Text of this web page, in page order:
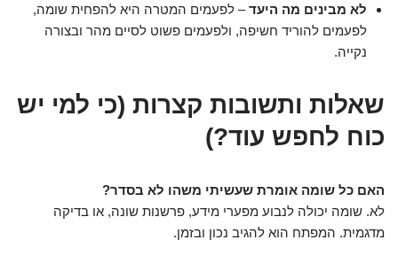
לא מבינים מה היעד– לפעמים המטרה היא להפחית שומה,
לפעמים להוריד חשיפה, ולפעמים פשוט לסיים מהר ובצורה
נקייה.
שאלות ותשובות קצרות (כי למי יש
כוח לחפש עוד?)
האם כל שומה אומרת שעשיתי משהו לא בסדר?
לא. שומה יכולה לנבוע מפערי מידע, פרשנות שונה, או בדיקה
מדגמית. המפתח הוא להגיב נכון ובזמן.